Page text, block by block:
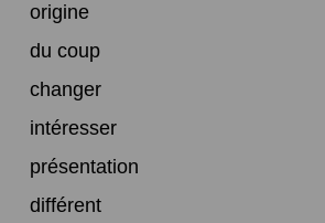
origine
du coup
changer
intéresser
présentation
différent